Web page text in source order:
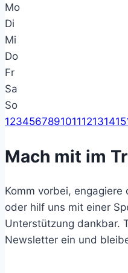
Mo
Di
Mi
Do
Fr
Sa
So
123456789101112131415
Mach mit im
Komm vorbei,
oder hilf uns mit einer
Unterstützung dankbar.
Newsletter ein und